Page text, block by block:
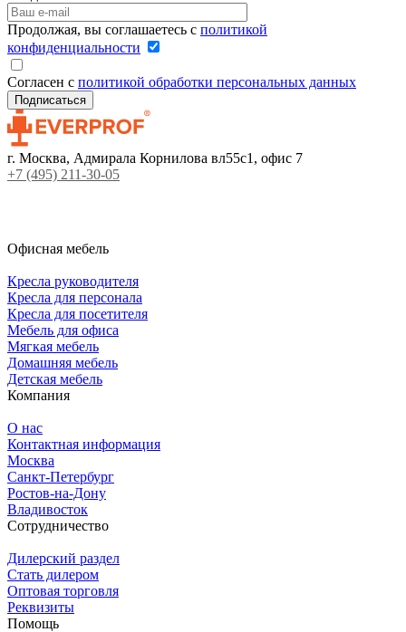
Продолжая, вы соглашаетесь с политикой
конфиденциальности
Согласен с политикой обработки персональных данных
г. Москва, Адмирала Корнилова вл55с1, офис 7
+7 (495) 211-30-05
Офисная мебель
Кресла руководителя
Кресла для персонала
Кресла для посетителя
Мебель для офиса
Мягкая мебель
Домашняя мебель
Детская мебель
Компания
О нас
Контактная информация
Москва
Санкт-Петербург
Ростов-на-Дону
Владивосток
Сотрудничество
Дилерский раздел
Стать дилером
Оптовая торговля
Реквизиты
Помощь